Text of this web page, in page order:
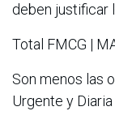
deben justificar
Total FMCG |
Son menos las
Urgente y Diaria